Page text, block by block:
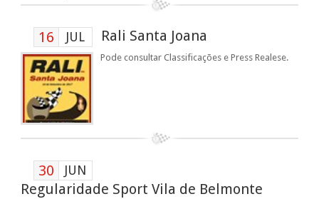
16 JUL Rali Santa Joana
Pode consultar Classificações e Press Realese.
30 JUN
Regularidade Sport Vila de Belmonte